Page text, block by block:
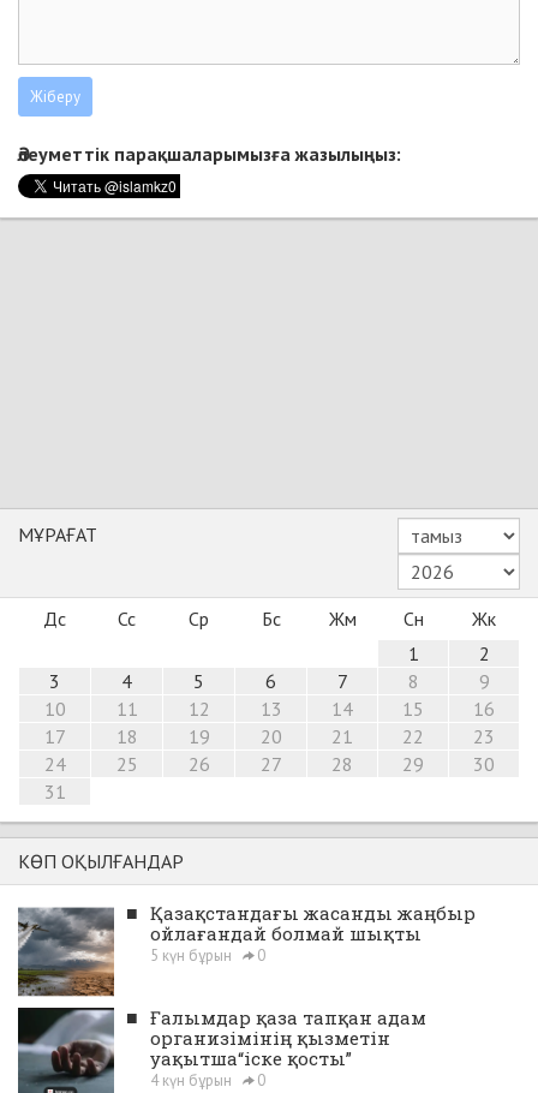
Әлеуметтік парақшаларымызға жазылыңыз:
МҰРАҒАТ
Дс Сс Ср Бс Жм Сн
Жк
1
2
3
4 5 6 7 8
9
10
11 12 13 14 15
16
17
18 19 20 21 22
23
24
25 26 27 28 29
30
31
КӨП ОҚЫЛҒАНДАР
■ Қазақстандағы жасанды жаңбыр
ойлағандай болмай шықты
5 күн бұрын 0
■ Ғалымдар қаза тапқан адам
организімінің қызметін
уақытша“іске қосты”
4 күн бұрын 0